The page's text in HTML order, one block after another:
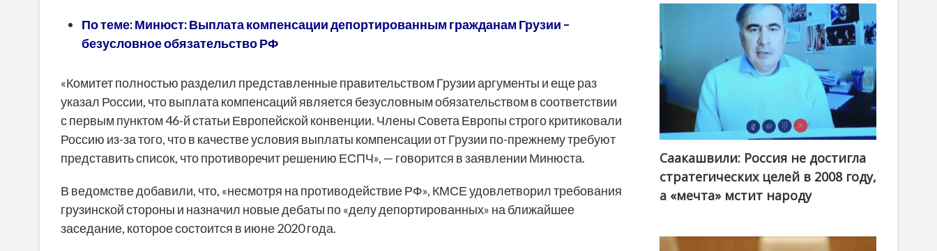
По теме: Минюст: Выплата компенсации депортированным гражданам Грузии –
безусловное обязательство РФ
«Комитет полностью разделил представленные правительством Грузии аргументы и еще раз
указал России, что выплата компенсаций является безусловным обязательством в соответствии
с первым пунктом 46-й статьи Европейской конвенции. Члены Совета Европы строго критиковали
Россию из-за того, что в качестве условия выплаты компенсации от Грузии по-прежнему требуют
представить список, что противоречит решению ЕСПЧ», — говорится в заявлении Минюста.
В ведомстве добавили, что, «несмотря на противодействие РФ», КМСЕ удовлетворил требования
грузинской стороны и назначил новые дебаты по «делу депортированных» на ближайшее
заседание, которое состоится в июне 2020 года.
Саакашвили: Россия не достигла
стратегических целей в 2008 году,
а «мечта» мстит народу